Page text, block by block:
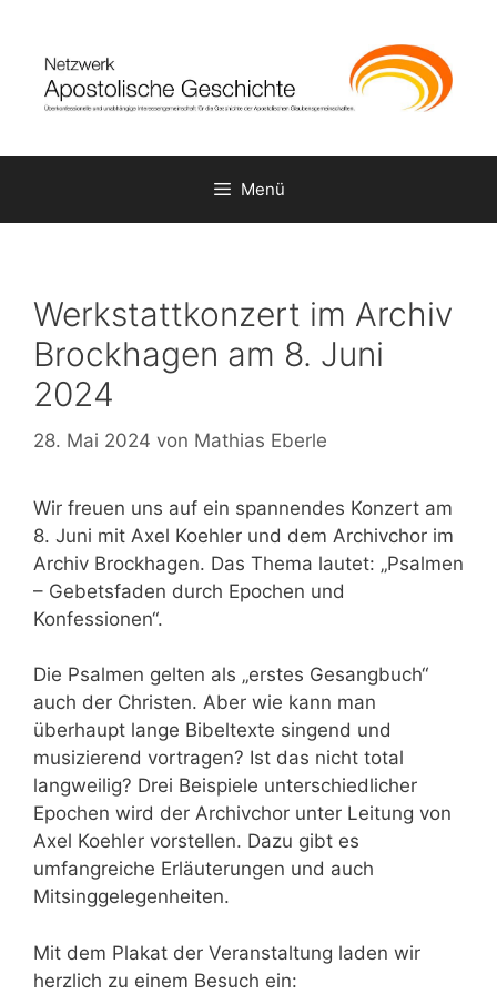
springen
Menü
Werkstattkonzert im Archiv
Brockhagen am 8. Juni
2024
28. Mai 2024 von Mathias Eberle
Wir freuen uns auf ein spannendes Konzert am
8. Juni mit Axel Koehler und dem Archivchor im
Archiv Brockhagen. Das Thema lautet: „Psalmen
– Gebetsfaden durch Epochen und
Konfessionen“.
Die Psalmen gelten als „erstes Gesangbuch“
auch der Christen. Aber wie kann man
überhaupt lange Bibeltexte singend und
musizierend vortragen? Ist das nicht total
langweilig? Drei Beispiele unterschiedlicher
Epochen wird der Archivchor unter Leitung von
Axel Koehler vorstellen. Dazu gibt es
umfangreiche Erläuterungen und auch
Mitsinggelegenheiten.
Mit dem Plakat der Veranstaltung laden wir
herzlich zu einem Besuch ein: